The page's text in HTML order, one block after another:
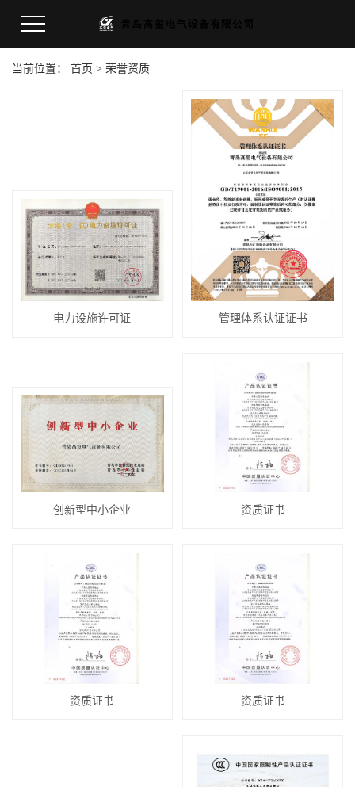
当前位置： 首页 > 荣誉资质
电力设施许可证 管理体系认证证书
创新型中小企业 资质证书
资质证书 资质证书